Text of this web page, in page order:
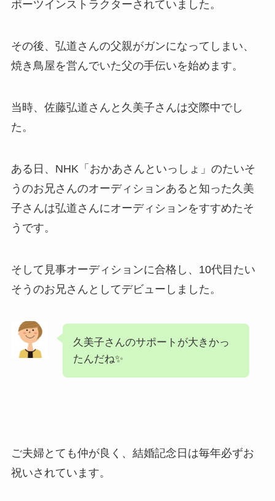
ポーツインストラクターされていました。
その後、弘道さんの父親がガンになってしまい、
焼き鳥屋を営んでいた父の手伝いを始めます。
当時、佐藤弘道さんと久美子さんは交際中でし
た。
ある日、NHK「おかあさんといっしょ」のたいそ
うのお兄さんのオーディションあると知った久美
子さんは弘道さんにオーディションをすすめたそ
うです。
そして見事オーディションに合格し、10代目たい
そうのお兄さんとしてデビューしました。
久美子さんのサポートが大きかっ
たんだね✨
ご夫婦とても仲が良く、結婚記念日は毎年必ずお
祝いされています。